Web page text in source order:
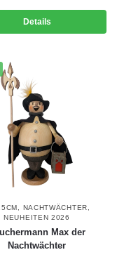
Details
NACHTWÄCHTER
NEUHEITEN 2026
Max der
Nachtwächter